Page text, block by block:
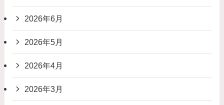
2026年6月
2026年5月
2026年4月
2026年3月